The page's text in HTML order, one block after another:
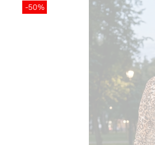
-50%